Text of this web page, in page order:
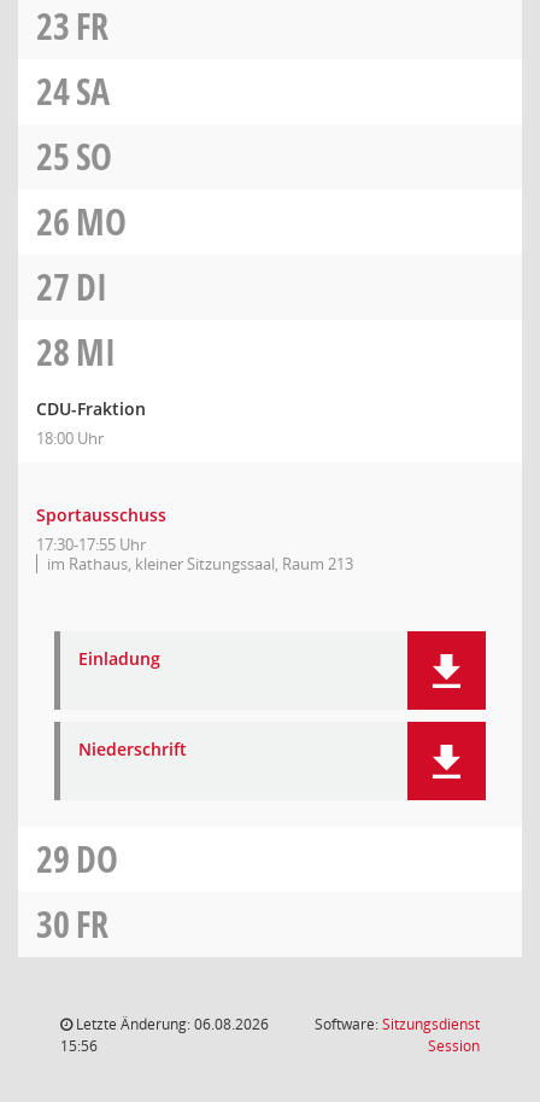
23FR
24SA
25SO
26MO
27DI
28MI
CDU-Fraktion
18:00 Uhr
Sportausschuss
17:30-17:55 Uhr
im Rathaus, kleiner Sitzungssaal, Raum 213
Einladung
Niederschrift
29DO
30FR
Letzte Änderung: 06.08.2026
15:56
Software:Sitzungsdienst
Session(Wird in